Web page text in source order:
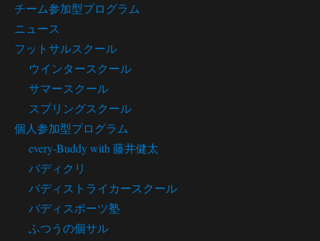
チーム参加型プログラム
ニュース
フットサルスクール
ウインタースクール
サマースクール
スプリングスクール
個人参加型プログラム
every-Buddy with 藤井健太
バディクリ
バディストライカースクール
バディスポーツ塾
ふつうの個サル